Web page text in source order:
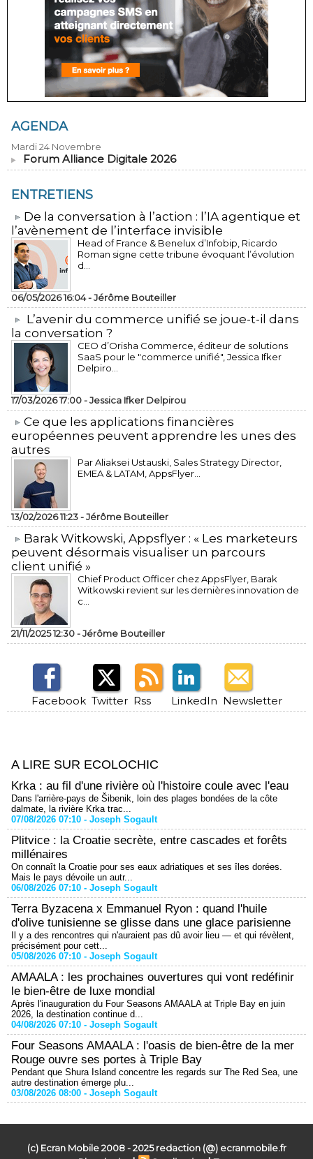
AGENDA
Mardi 24 Novembre
Forum Alliance Digitale 2026
ENTRETIENS
​De la conversation à l’action : l’IA agentique et
l’avènement de l’interface invisible
Head of France & Benelux d’Infobip, Ricardo
Roman signe cette tribune évoquant l’évolution
d...
06/05/2026 16:04 -Jérôme Bouteiller
L’avenir du commerce unifié se joue-t-il dans
la conversation ?
CEO d’Orisha Commerce, éditeur de solutions
SaaS pour le "commerce unifié", Jessica Ifker
Delpiro...
17/03/2026 17:00 -Jessica Ifker Delpirou
​Ce que les applications financières
européennes peuvent apprendre les unes des
autres
Par Aliaksei Ustauski, Sales Strategy Director,
EMEA & LATAM, AppsFlyer...
13/02/2026 11:23 -Jérôme Bouteiller
​Barak Witkowski, Appsflyer : « Les marketeurs
peuvent désormais visualiser un parcours
client unifié »
Chief Product Officer chez AppsFlyer, ​Barak
Witkowski revient sur les dernières innovation de
c...
21/11/2025 12:30 -Jérôme Bouteiller
Facebook Twitter Rss LinkedIn Newsletter
A LIRE SUR ECOLOCHIC
Krka : au fil d'une rivière où l'histoire coule avec l'eau
Dans l'arrière-pays de Šibenik, loin des plages bondées de la côte
dalmate, la rivière Krka trac...
07/08/2026 07:10 - Joseph Sogault
Plitvice : la Croatie secrète, entre cascades et forêts
millénaires
On connaît la Croatie pour ses eaux adriatiques et ses îles dorées.
Mais le pays dévoile un autr...
06/08/2026 07:10 - Joseph Sogault
Terra Byzacena x Emmanuel Ryon : quand l'huile
d'olive tunisienne se glisse dans une glace parisienne
Il y a des rencontres qui n'auraient pas dû avoir lieu — et qui révèlent,
précisément pour cett...
05/08/2026 07:10 - Joseph Sogault
AMAALA : les prochaines ouvertures qui vont redéfinir
le bien-être de luxe mondial
Après l'inauguration du Four Seasons AMAALA at Triple Bay en juin
2026, la destination continue d...
04/08/2026 07:10 - Joseph Sogault
Four Seasons AMAALA : l'oasis de bien-être de la mer
Rouge ouvre ses portes à Triple Bay
Pendant que Shura Island concentre les regards sur The Red Sea, une
autre destination émerge plu...
03/08/2026 08:00 - Joseph Sogault
(c) Ecran Mobile 2008 - 2025 redaction (@) ecranmobile.fr